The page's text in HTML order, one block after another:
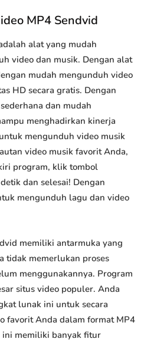
MP4 Sendvid
alat yang mudah
video dan musik. Dengan alat
mudah mengunduh video
HD secara gratis. Dengan
dan mudah
menghadirkan kinerja
mengunduh video musik
video musik favorit Anda,
program, klik tombol
dan selesai! Dengan
mengunduh lagu dan video
memiliki antarmuka yang
tidak memerlukan proses
menggunakannya. Program
situs video populer. Anda
lunak ini untuk secara
favorit Anda dalam format MP4
memiliki banyak fitur